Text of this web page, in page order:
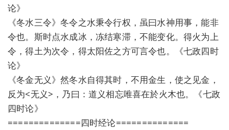
论》
《冬水三令》冬令之水秉令行权，虽曰水神用事，能非
令也。斯时点水成冰，冻结寒滞，不能变化。得火为上
令，得土为次令，得太阳佐之方可言令也。《七政四时
论》
《冬金无义》然冬水自得其时，不用金生，使之见金，
反为<无义>，乃曰：道义相忘唯喜在於火木也。《七政
四时论》
==============四时经论==============